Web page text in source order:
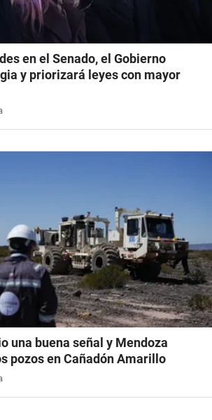
en el Senado, el Gobierno
y priorizará leyes con mayor
una buena señal y Mendoza
pozos en Cañadón Amarillo